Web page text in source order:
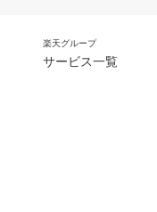
楽天グループ
サービス一覧